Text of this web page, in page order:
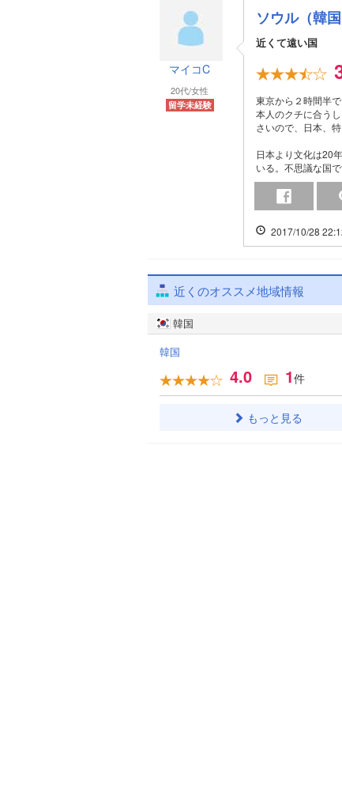
マイコC
20代/女性
留学未経験
ソウル（韓国
近くて遠い国
東京から２時間半
本人のクチに合う
さいので、日本、
日本より文化は20
いる。不思議な国で
2017/10/28
近くのオススメ地域情報
韓国
韓国
4.0 1件
もっと見る